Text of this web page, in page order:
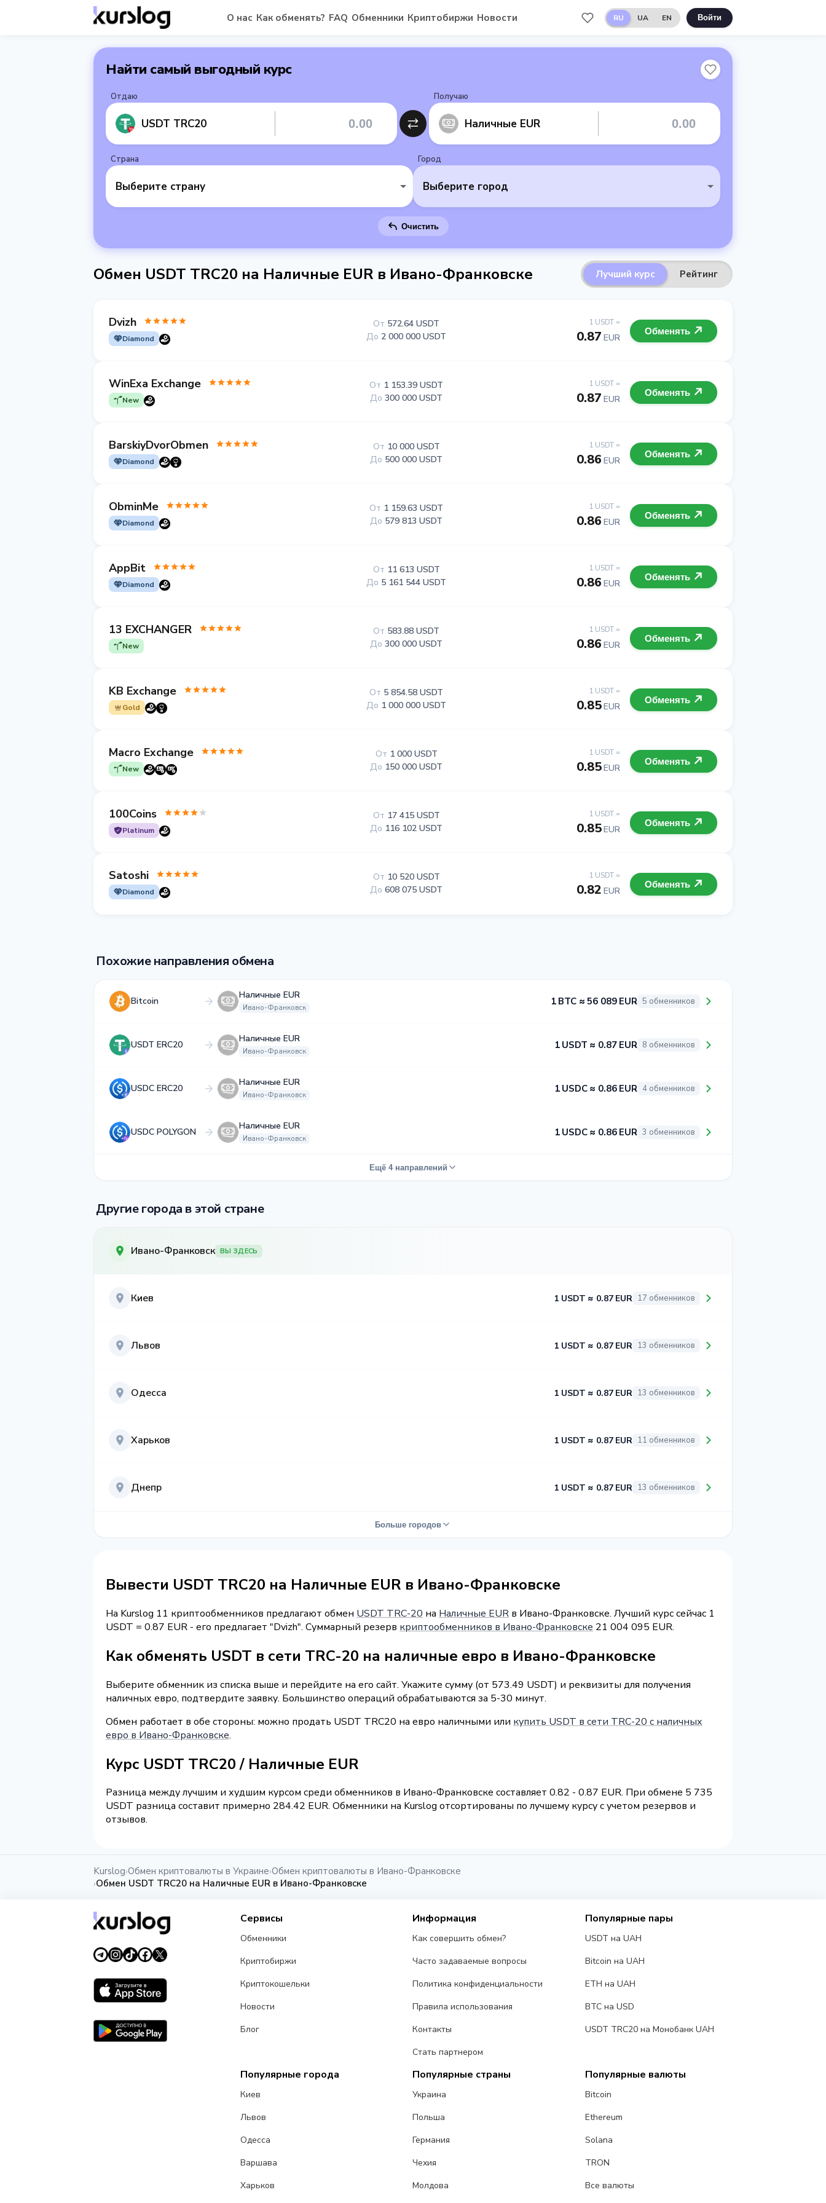
О нас Как обменять? FAQ Обменники Криптобиржи Новости RU UA EN Войти
Найти самый выгодный курс
Отдаю
USDT TRC20
Получаю
Наличные EUR
Страна
Выберите страну
Город
Выберите город
Очистить
Обмен USDT TRC20 на Наличные EUR в Ивано-Франковске Лучший курс Рейтинг
Dvizh
Diamond
1 USDT =
0.87 EUR
От 572.64 USDT
До 2 000 000 USDT Обменять
WinExa Exchange
New
1 USDT =
0.87 EUR
От 1 153.39 USDT
До 300 000 USDT Обменять
BarskiyDvorObmen
Diamond
1 USDT =
0.86 EUR
От 10 000 USDT
До 500 000 USDT Обменять
ObminMe
Diamond
1 USDT =
0.86 EUR
От 1 159.63 USDT
До 579 813 USDT Обменять
AppBit
Diamond
1 USDT =
0.86 EUR
От 11 613 USDT
До 5 161 544 USDT Обменять
13 EXCHANGER
New
1 USDT =
0.86 EUR
От 583.88 USDT
До 300 000 USDT Обменять
KB Exchange
Gold
1 USDT =
0.85EUR
От 5 854.58 USDT
До 1 000 000 USDT Обменять
Macro Exchange
New
1 USDT =
0.85EUR
От 1 000 USDT
До 150 000 USDT Обменять
100Coins
Platinum
1 USDT =
0.85EUR
От 17 415 USDT
До 116 102 USDT Обменять
Satoshi
Diamond
1 USDT =
0.82 EUR
От 10 520 USDT
До 608 075 USDT Обменять
Похожие направления обмена
Bitcoin
Наличные EUR
Ивано-Франковск
1 BTC ≈ 56 089 EUR 5 обменников
USDT ERC20
Наличные EUR
Ивано-Франковск
1 USDT ≈ 0.87 EUR 8 обменников
USDC ERC20
Наличные EUR
Ивано-Франковск
1 USDC ≈ 0.86 EUR 4 обменников
USDC POLYGON
Наличные EUR
Ивано-Франковск
1 USDC ≈ 0.86 EUR 3 обменников
Ещё 4 направлений
Другие города в этой стране
Ивано-Франковск ВЫ ЗДЕСЬ
Киев 1 USDT ≈ 0.87 EUR 17 обменников
Львов 1 USDT ≈ 0.87 EUR 13 обменников
Одесса 1 USDT ≈ 0.87 EUR 13 обменников
Харьков 1 USDT ≈ 0.87 EUR 11 обменников
Днепр 1 USDT ≈ 0.87 EUR 13 обменников
Больше городов
Вывести USDT TRC20 на Наличные EUR в Ивано-Франковске
На Kurslog 11 криптообменников предлагают обмен USDT TRC-20 на Наличные EUR в Ивано-Франковске. Лучший курс сейчас 1
USDT = 0.87 EUR - его предлагает "Dvizh". Суммарный резерв криптообменников в Ивано-Франковске 21 004 095 EUR.
Как обменять USDT в сети TRC-20 на наличные евро в Ивано-Франковске
Выберите обменник из списка выше и перейдите на его сайт. Укажите сумму (от 573.49 USDT) и реквизиты для получения
наличных евро, подтвердите заявку. Большинство операций обрабатываются за 5-30 минут.
Обмен работает в обе стороны: можно продать USDT TRC20 на евро наличными или купить USDT в сети TRC-20 с наличных
евро в Ивано-Франковске.
Курс USDT TRC20 / Наличные EUR
Разница между лучшим и худшим курсом среди обменников в Ивано-Франковске составляет 0.82 - 0.87 EUR. При обмене 5 735
USDT разница составит примерно 284.42 EUR. Обменники на Kurslog отсортированы по лучшему курсу с учетом резервов и
отзывов.
Kurslog›Обмен криптовалюты в Украине›Обмен криптовалюты в Ивано-Франковске
›Обмен USDT TRC20 на Наличные EUR в Ивано-Франковске
Сервисы
Обменники
Криптобиржи
Криптокошельки
Новости
Блог
Информация
Как совершить обмен?
Часто задаваемые вопросы
Политика конфиденциальности
Правила использования
Контакты
Стать партнером
Популярные пары
USDT на UAH
Bitcoin на UAH
ETH на UAH
BTC на USD
USDT TRC20 на Монобанк UAH
Популярные города
Киев
Львов
Одесса
Варшава
Харьков
Популярные страны
Украина
Польша
Германия
Чехия
Молдова
Популярные валюты
Bitcoin
Ethereum
Solana
TRON
Все валюты